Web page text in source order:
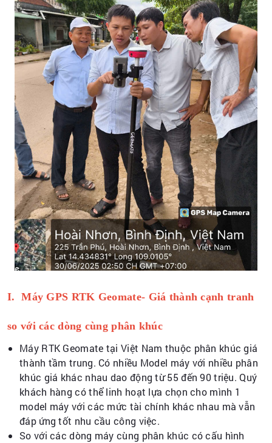
I. Máy GPS RTK Geomate- Giá thành cạnh tranh
so với các dòng cùng phân khúc
Máy RTK Geomate tại Việt Nam thuộc phân khúc giá
thành tầm trung. Có nhiều Model máy với nhiều phân
khúc giá khác nhau dao động từ 55 đến 90 triệu. Quý
khách hàng có thể linh hoạt lựa chọn cho mình 1
model máy với các mức tài chính khác nhau mà vẫn
đáp ứng tốt nhu cầu công việc.
So với các dòng máy cùng phân khúc có cấu hình